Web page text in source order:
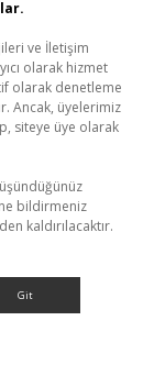
ve İletişim
olarak hizmet
olarak denetleme
Ancak, üyelerimiz
siteye üye olarak
bildirmeniz
kaldırılacaktır.